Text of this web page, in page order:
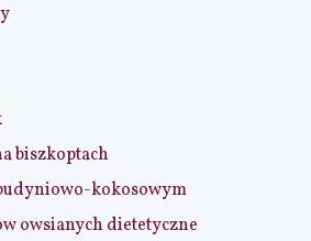
biszkoptach
kokosowym
owsianych dietetyczne